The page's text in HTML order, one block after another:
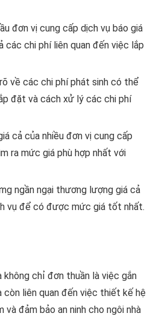
đơn vị cung cấp dịch vụ báo giá
chi phí liên quan đến việc lắp
về các chi phí phát sinh có thể
đặt và cách xử lý các chi phí
cả của nhiều đơn vị cung cấp
ra mức giá phù hợp nhất với
ngần ngại thương lượng giá cả
vụ để có được mức giá tốt nhất.
chỉ đơn thuần là việc gắn
liên quan đến việc thiết kế hệ
và đảm bảo an ninh cho ngôi nhà